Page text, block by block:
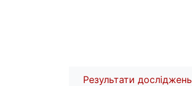
Результати досліджень